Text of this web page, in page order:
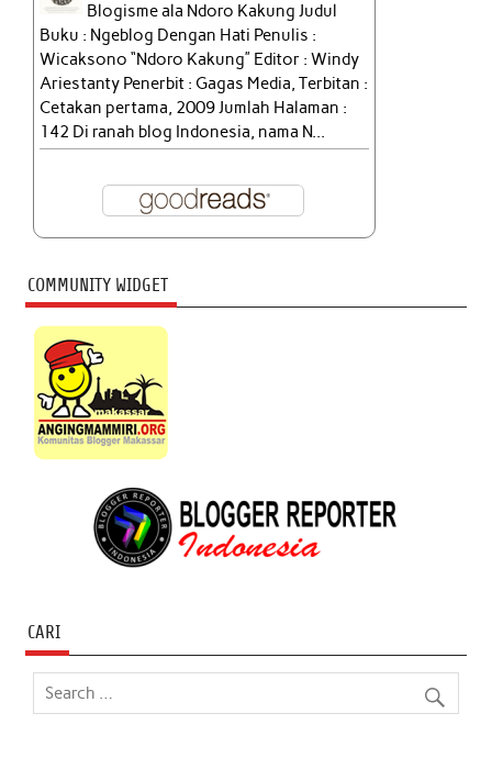
Blogisme ala Ndoro Kakung Judul
Buku : Ngeblog Dengan Hati Penulis :
Wicaksono “Ndoro Kakung” Editor : Windy
Ariestanty Penerbit : Gagas Media, Terbitan :
Cetakan pertama, 2009 Jumlah Halaman :
142 Di ranah blog Indonesia, nama N...
COMMUNITY WIDGET
CARI